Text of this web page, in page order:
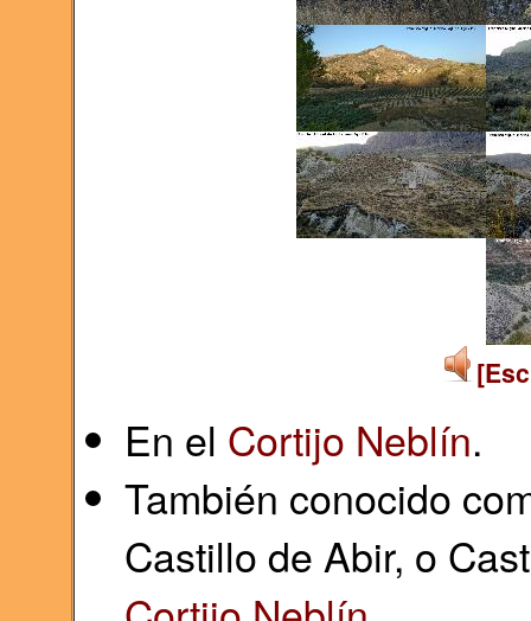
En el Cortijo Neblín.
También conocido
Castillo de Abir, o